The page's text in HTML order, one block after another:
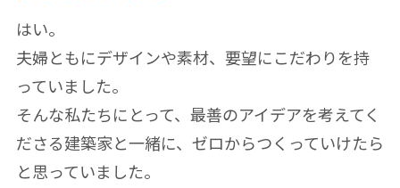
はい。
夫婦ともにデザインや素材、要望にこだわりを持
っていました。
そんな私たちにとって、最善のアイデアを考えてく
ださる建築家と一緒に、ゼロからつくっていけたら
と思っていました。